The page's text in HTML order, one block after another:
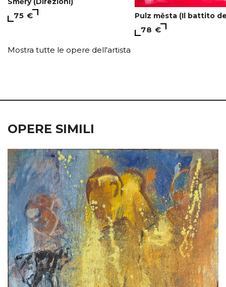
75 € Pulz města (Il battito
78 €
Mostra tutte le opere dell'artista
OPERE SIMILI